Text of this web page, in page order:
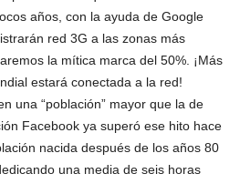
años, con la ayuda de Google
red 3G a las zonas más
la mítica marca del 50%. ¡Más
estará conectada a la red!
una “población” mayor que la de
Facebook ya superó ese hito hace
nacida después de los años 80
una media de seis horas